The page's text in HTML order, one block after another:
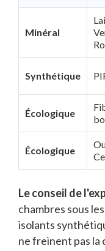
Minéral
Synthétique
Écologique
Écologique
Le conseil de
chambres sous
isolants
ne freinent pas la